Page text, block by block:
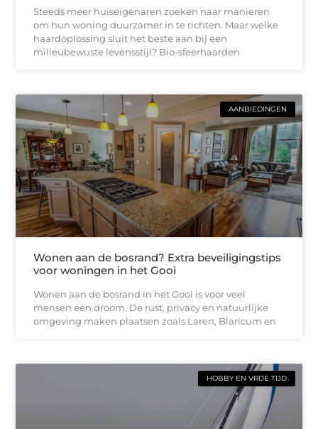
Steeds meer huiseigenaren zoeken naar manieren
om hun woning duurzamer in te richten. Maar welke
haardoplossing sluit het beste aan bij een
milieubewuste levensstijl? Bio-sfeerhaarden
AANBIEDINGEN
Wonen aan de bosrand? Extra beveiligingstips
voor woningen in het Gooi
Wonen aan de bosrand in het Gooi is voor veel
mensen een droom. De rust, privacy en natuurlijke
omgeving maken plaatsen zoals Laren, Blaricum en
HOBBY EN VRIJE TIJD